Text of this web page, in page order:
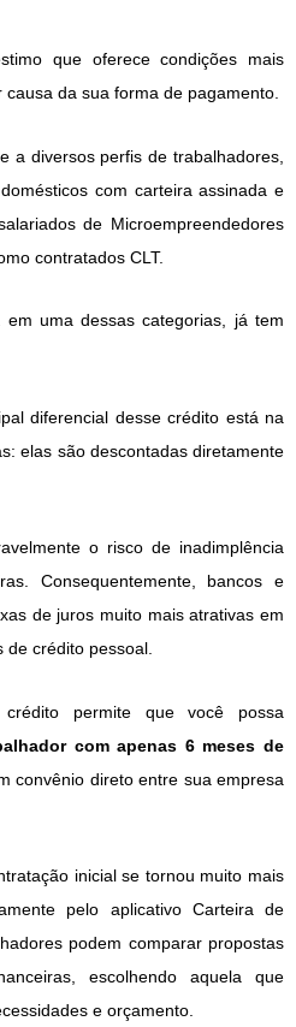
que oferece condições mais
da sua forma de pagamento.
a diversos perfis de trabalhadores,
com carteira assinada e
de Microempreendedores
contratados CLT.
uma dessas categorias, já tem
diferencial desse crédito está na
elas são descontadas diretamente
o risco de inadimplência
Consequentemente, bancos e
de juros muito mais atrativas em
de crédito pessoal.
permite que você possa
com apenas 6 meses de
convênio direto entre sua empresa
inicial se tornou muito mais
pelo aplicativo Carteira de
podem comparar propostas
escolhendo aquela que
e orçamento.